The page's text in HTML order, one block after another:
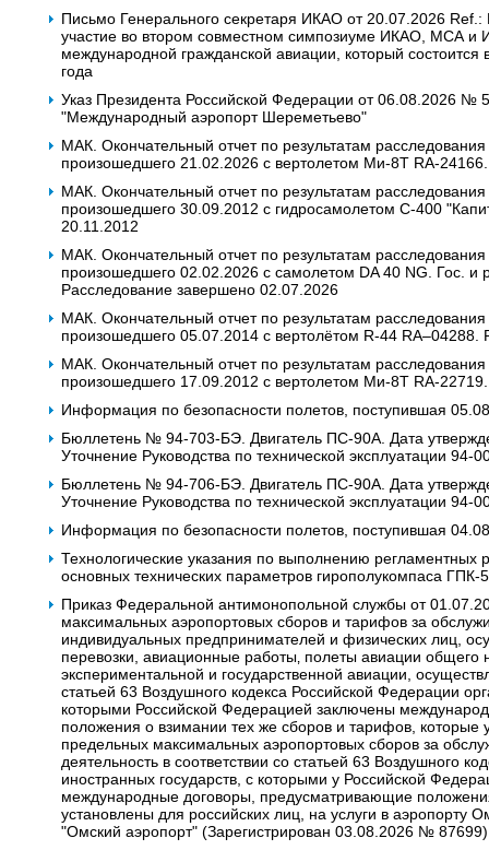
Письмо Генерального секретаря ИКАО от 20.07.2026
участие во втором совместном симпозиуме ИКАО, МСА и
международной гражданской авиации, который
года
Указ Президента Российской Федерации от 06.08.2026 №
"Международный аэропорт Шереметьево"
МАК. Окончательный отчет по результатам
произошедшего 21.02.2026 с вертолетом Ми-8Т RA-
МАК. Окончательный отчет по результатам
произошедшего 30.09.2012 с гидросамолетом С-400
20.11.2012
МАК. Окончательный отчет по результатам
произошедшего 02.02.2026 с самолетом DA 40 NG. Гос. и
Расследование завершено 02.07.2026
МАК. Окончательный отчет по результатам
произошедшего 05.07.2014 с вертолётом R-44 RA–04288.
МАК. Окончательный отчет по результатам
произошедшего 17.09.2012 с вертолетом Ми-8Т RA-
Информация по безопасности полетов, поступившая
Бюллетень № 94-703-БЭ. Двигатель ПС-90А. Дата
Уточнение Руководства по технической эксплуатации
Бюллетень № 94-706-БЭ. Двигатель ПС-90А. Дата
Уточнение Руководства по технической эксплуатации
Информация по безопасности полетов, поступившая
Технологические указания по выполнению регламентных
основных технических параметров гирополукомпаса ГПК-
Приказ Федеральной антимонопольной службы от
максимальных аэропортовых сборов и тарифов за
индивидуальных предпринимателей и физических лиц,
перевозки, авиационные работы‚ полеты авиации общего
экспериментальной и государственной авиации,
статьей 63 Воздушного кодекса Российской Федерации
которыми Российской Федерацией заключены
положения о взимании тех же сборов и тарифов, которые
предельных максимальных аэропортовых сборов за
деятельность в соответствии со статьей 63 Воздушного
иностранных государств, с которыми у Российской
международные договоры, предусматривающие
установлены для российских лиц, на услуги в
"Омский аэропорт" (Зарегистрирован 03.08.2026 № 87699)